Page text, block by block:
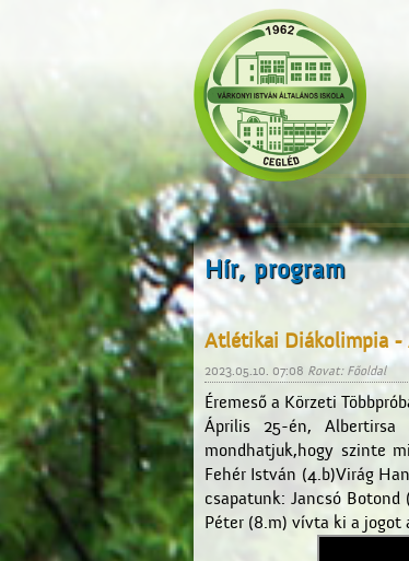
Hír, program
Atlétikai Diákolimpia -
2023.05.10. 07:08 Rovat: Főoldal
Éremeső a Körzeti
Április 25-én, Albertirsa
mondhatjuk,hogy szinte
Fehér István (4.b)Virág
csapatunk: Jancsó
Péter (8.m) vívta ki a jogot